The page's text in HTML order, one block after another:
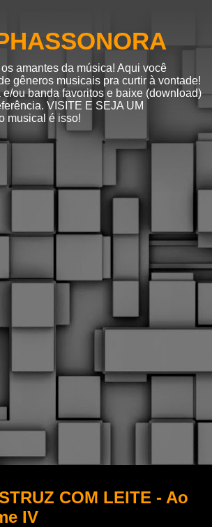
amantes da música! Aqui você
gêneros musicais pra curtir à vontade!
ou banda favoritos e baixe (download)
VISITE E SEJA UM
musical é isso!
COM LEITE - Ao
IV